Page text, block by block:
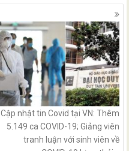
Cập nhật tin Covid tại VN: Thêm
5.149 ca COVID-19; Giảng viên
tranh luận với sinh viên về